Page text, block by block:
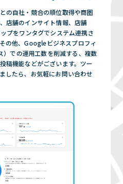
の自社・競合の順位取得や商圏
店舗のインサイト情報、店舗
プをワンタグでシステム連携さ
の他、Googleビジネスプロフィ
での運用工数を削減する、複数
稿機能などがございます。ツー
したら、お気軽にお問い合わせ